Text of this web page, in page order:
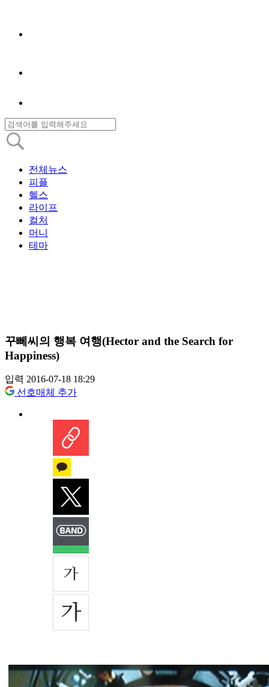
전체뉴스
피플
헬스
라이프
컬처
머니
테마
꾸뻬씨의 행복 여행(Hector and the Search for
Happiness)
입력 2016-07-18 18:29
선호매체 추가